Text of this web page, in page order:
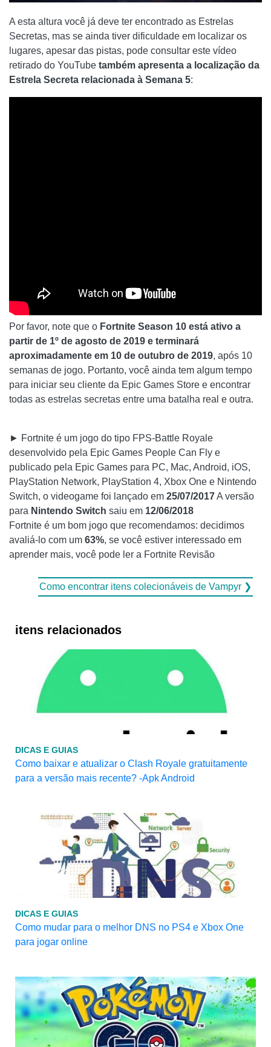
A esta altura você já deve ter encontrado as Estrelas
Secretas, mas se ainda tiver dificuldade em localizar os
lugares, apesar das pistas, pode consultar este vídeo
retirado do YouTube também apresenta a localização da
Estrela Secreta relacionada à Semana 5:
Por favor, note que o Fortnite Season 10 está ativo a
partir de 1º de agosto de 2019 e terminará
aproximadamente em 10 de outubro de 2019, após 10
semanas de jogo. Portanto, você ainda tem algum tempo
para iniciar seu cliente da Epic Games Store e encontrar
todas as estrelas secretas entre uma batalha real e outra.
► Fortnite é um jogo do tipo FPS-Battle Royale
desenvolvido pela Epic Games People Can Fly e
publicado pela Epic Games para PC, Mac, Android, iOS,
PlayStation Network, PlayStation 4, Xbox One e Nintendo
Switch, o videogame foi lançado em 25/07/2017A versão
para Nintendo Switch saiu em 12/06/2018
Fortnite é um bom jogo que recomendamos: decidimos
avaliá-lo com um 63%, se você estiver interessado em
aprender mais, você pode ler a Fortnite Revisão
Como encontrar itens colecionáveis ​​de Vampyr ❯
itens relacionados
DICAS E GUIAS
Como baixar e atualizar o Clash Royale gratuitamente
para a versão mais recente? -Apk Android
DICAS E GUIAS
Como mudar para o melhor DNS no PS4 e Xbox One
para jogar online